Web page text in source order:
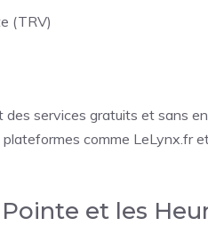
(TRV)
services gratuits et sans
comme LeLynx.fr
et les